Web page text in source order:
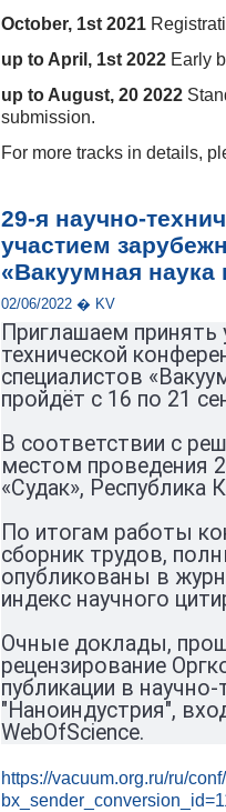
October, 1st 2021
up to April, 1st 2022Early
up to August, 20 2022
submission.
For more tracks in details,
29-я научно-
участием
«Вакуумная наука
02/06/2022 � KV
Приглашаем принять
технической
специалистов
пройдёт с 16 по 21
В соответствии с
местом проведения
«Судак», Республика
По итогам работы
сборник трудов,
опубликованы в
индекс научного
Очные доклады,
рецензирование
публикации в
"Наноиндустрия",
WebOfScience.
https://vacuum.org.ru/ru/